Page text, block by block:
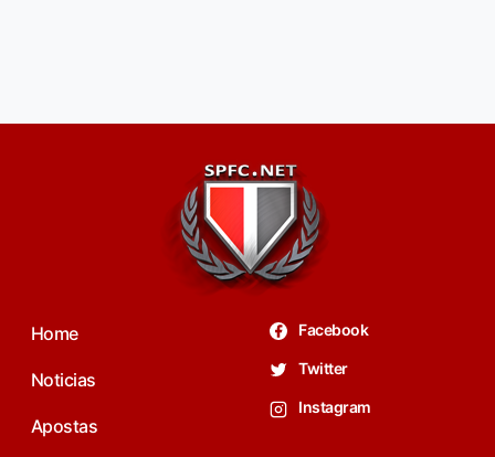
Home
Noticias
Apostas
Facebook
Twitter
Instagram